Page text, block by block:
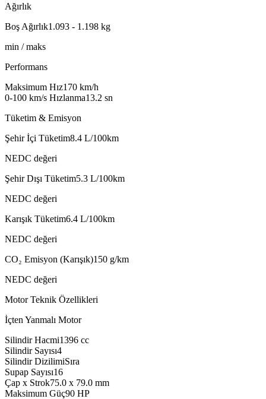
Ağırlık
Boş Ağırlık1.093 - 1.198 kg
min / maks
Performans
Maksimum Hız170 km/h
0-100 km/s Hızlanma13.2 sn
Tüketim & Emisyon
Şehir İçi Tüketim8.4 L/100km
NEDC değeri
Şehir Dışı Tüketim5.3 L/100km
NEDC değeri
Karışık Tüketim6.4 L/100km
NEDC değeri
CO₂ Emisyon (Karışık)150 g/km
NEDC değeri
Motor Teknik Özellikleri
İçten Yanmalı Motor
Silindir Hacmi1396 cc
Silindir Sayısı4
Silindir DizilimiSıra
Supap Sayısı16
Çap x Strok75.0 x 79.0 mm
Maksimum Güç90 HP